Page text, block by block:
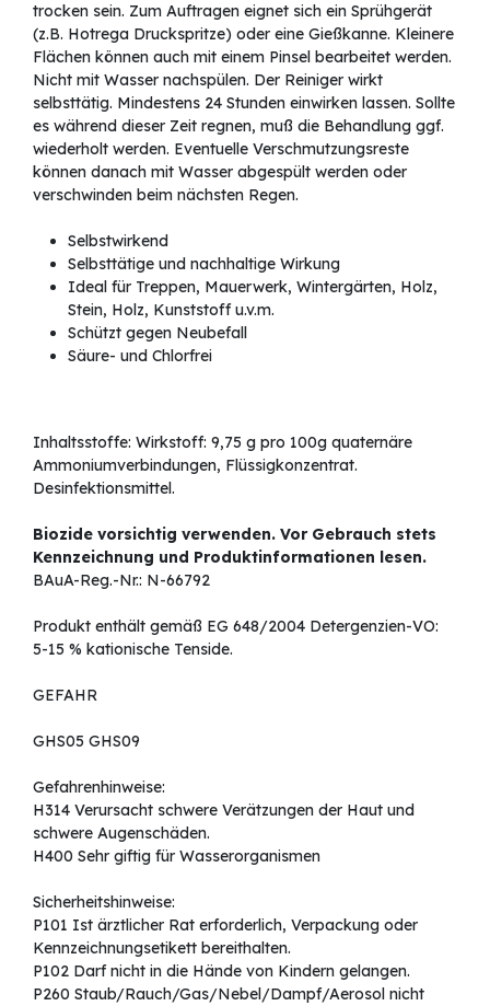
trocken sein. Zum Auftragen eignet sich ein Sprühgerät
(z.B. Hotrega Druckspritze) oder eine Gießkanne. Kleinere
Flächen können auch mit einem Pinsel bearbeitet werden.
Nicht mit Wasser nachspülen. Der Reiniger wirkt
selbsttätig. Mindestens 24 Stunden einwirken lassen. Sollte
es während dieser Zeit regnen, muß die Behandlung ggf.
wiederholt werden. Eventuelle Verschmutzungsreste
können danach mit Wasser abgespült werden oder
verschwinden beim nächsten Regen.
Selbstwirkend
Selbsttätige und nachhaltige Wirkung
Ideal für Treppen, Mauerwerk, Wintergärten, Holz,
Stein, Holz, Kunststoff u.v.m.
Schützt gegen Neubefall
Säure- und Chlorfrei
Inhaltsstoffe: Wirkstoff: 9,75 g pro 100g quaternäre
Ammoniumverbindungen, Flüssigkonzentrat.
Desinfektionsmittel.
Biozide vorsichtig verwenden. Vor Gebrauch stets
Kennzeichnung und Produktinformationen lesen.
BAuA-Reg.-Nr.: N-66792
Produkt enthält gemäß EG 648/2004 Detergenzien-VO:
5-15 % kationische Tenside.
GEFAHR
GHS05 GHS09
Gefahrenhinweise:
H314 Verursacht schwere Verätzungen der Haut und
schwere Augenschäden.
H400 Sehr giftig für Wasserorganismen
Sicherheitshinweise:
P101 Ist ärztlicher Rat erforderlich, Verpackung oder
Kennzeichnungsetikett bereithalten.
P102 Darf nicht in die Hände von Kindern gelangen.
P260 Staub/Rauch/Gas/Nebel/Dampf/Aerosol nicht